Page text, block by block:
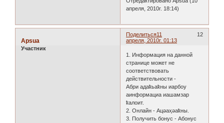
апреля, 2010г. 18:14)
Поделиться 12
11
апреля, 2010г. 01:13
Apsua
Участник
1. Информация на данной
странице может не
соответствовать
действительности -
Абри адаҟьаҟны иарбоу
аинформациа иашамзар
ҟалоит.
2. Онлайн - Ацәаҳәаҟны.
3. Получить бонус - Абонус